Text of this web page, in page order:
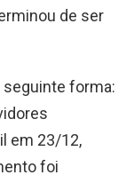
de ser
seguinte forma:
em 23/12,
foi